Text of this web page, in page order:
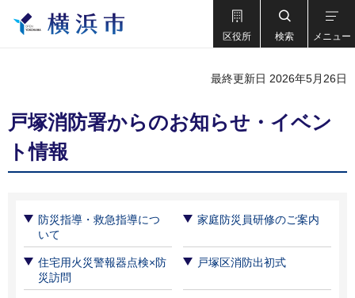
区役所 検索 メニュー
最終更新日 2026年5月26日
戸塚消防署からのお知らせ・イベン
ト情報
防災指導・救急指導につ
いて
家庭防災員研修のご案内
住宅用火災警報器点検×防
災訪問
戸塚区消防出初式